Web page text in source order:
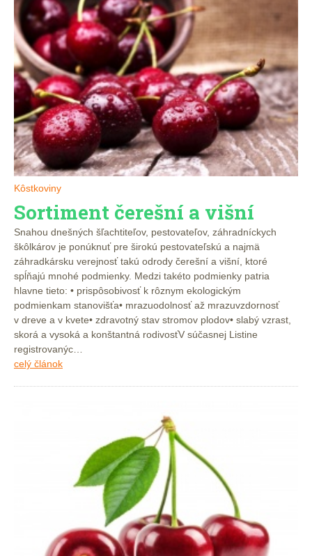
Kôstkoviny
Sortiment čerešní a višní
Snahou dnešných šľachtiteľov, pestovateľov, záhradníckych
škôlkárov je ponúknuť pre širokú pestovateľskú a najmä
záhradkársku verejnosť takú odrody čerešní a višní, ktoré
spĺňajú mnohé podmienky. Medzi takéto podmienky patria
hlavne tieto: • prispôsobivosť k rôznym ekologickým
podmienkam stanovišťa• mrazuodolnosť až mrazuvzdornosť
v dreve a v kvete• zdravotný stav stromov plodov• slabý vzrast,
skorá a vysoká a konštantná rodivosťV súčasnej Listine
registrovanýc…
celý článok